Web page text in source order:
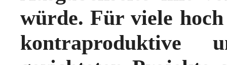
würde. Für viele
kontraproduktive